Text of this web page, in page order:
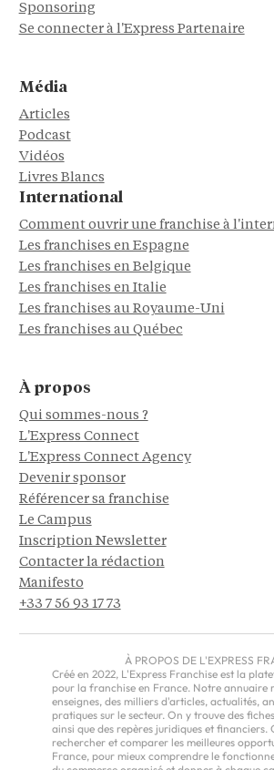
Sponsoring
Se connecter à l'Express Partenaire
Média
Articles
Podcast
Vidéos
Livres Blancs
International
Comment ouvrir une franchise à
Les franchises en Espagne
Les franchises en Belgique
Les franchises en Italie
Les franchises au Royaume-Uni
Les franchises au Québec
À propos
Qui sommes-nous ?
L'Express Connect
L'Express Connect Agency
Devenir sponsor
Référencer sa franchise
Le Campus
Inscription Newsletter
Contacter la rédaction
Manifesto
+33 7 56 93 17 73
À PROPOS DE L'EXPRESS
Créé en 2022, L'Express Franchise est la
pour la franchise en France. Notre annuaire
enseignes, des milliers d'articles, actualités,
pratiques sur le secteur. On y trouve des
ainsi que des repères juridiques et financiers.
rechercher et comparer les meilleures
France, pour mieux comprendre le